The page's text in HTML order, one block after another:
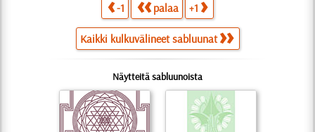
-1 palaa +1
Kaikki kulkuvälineet sabluunat
Näytteitä sabluunoista